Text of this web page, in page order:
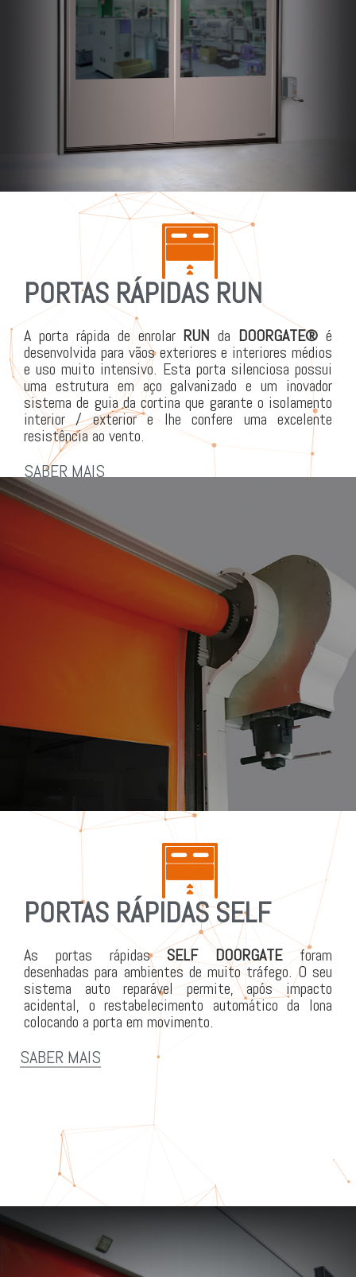
PORTAS RÁPIDAS RUN
A porta rápida de enrolar RUN da DOORGATE® é
desenvolvida para vãos exteriores e interiores médios
e uso muito intensivo. Esta porta silenciosa possui
uma estrutura em aço galvanizado e um inovador
sistema de guia da cortina que garante o isolamento
interior / exterior e lhe confere uma excelente
resistência ao vento.
SABER MAIS
PORTAS RÁPIDAS SELF
As portas rápidasSELFDOORGATEforam
desenhadas para ambientes de muito tráfego. O seu
sistema auto reparável permite, após impacto
acidental, o restabelecimento automático da lona
colocando a porta em movimento.
SABER MAIS